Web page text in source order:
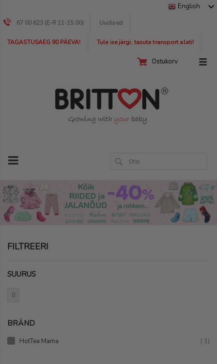
English
67 00 623 (E-R 11-15.00) Uudised
TAGASTUSAEG 90 PÄEVA! Tule ise järgi, tasuta transport alati!
Ostukorv
FILTREERI
SUURUS
0
BRÄND
HotTea Mama 1